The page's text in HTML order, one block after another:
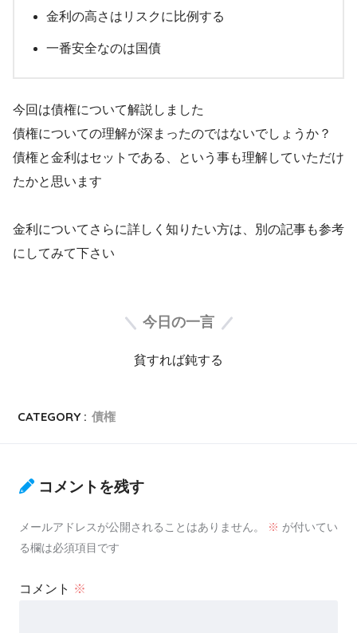
金利の高さはリスクに比例する
一番安全なのは国債
今回は債権について解説しました
債権についての理解が深まったのではないでしょうか？
債権と金利はセットである、という事も理解していただけ
たかと思います
金利についてさらに詳しく知りたい方は、別の記事も参考
にしてみて下さい
今日の一言
貧すれば鈍する
CATEGORY : 債権
コメントを残す
メールアドレスが公開されることはありません。 ※ が付いてい
る欄は必須項目です
コメント ※